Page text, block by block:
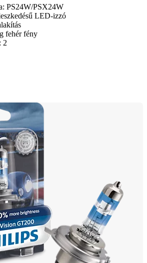
PS24W/PSX24W
LED-izzó
fehér fény
2